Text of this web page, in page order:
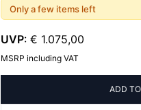
Only a few items left
UVP: € 1.075,00
MSRP including VAT
ADD